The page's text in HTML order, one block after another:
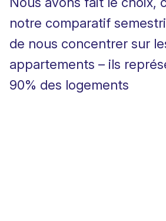
notre comparatif
de nous concentrer sur
appartements – ils
90% des logements